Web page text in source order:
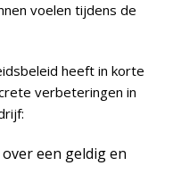
voelen tijdens de
heeft in korte
verbeteringen in
een geldig en